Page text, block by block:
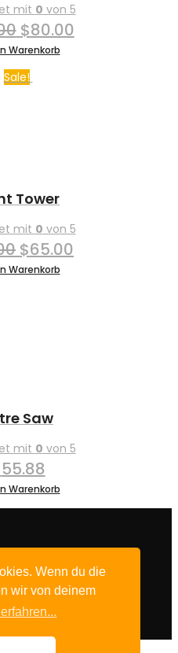
Wenn du die
wir von deinem
mit 0 von 5
Ursprünglicher
Preis
war:
$80.00Aktueller
Warenkorb
Sale!
Tower
mit 0 von 5
Ursprünglicher
Preis
$65.00
Warenkorb
Saw
mit 0 von 5
55.88
Warenkorb